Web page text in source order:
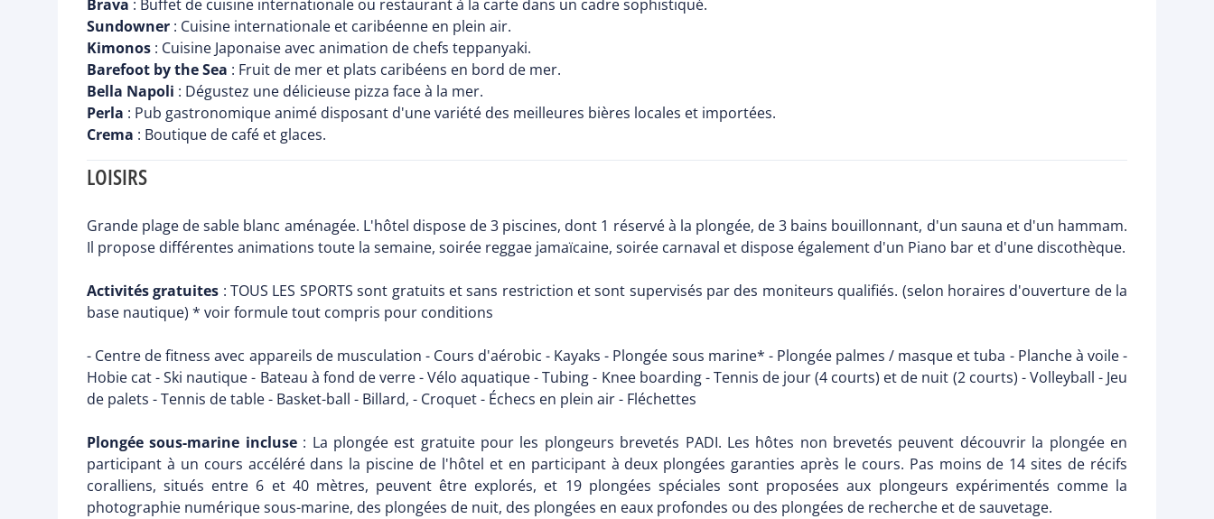
Brava : Buffet de cuisine internationale ou restaurant à la carte dans un cadre sophistiqué.
Sundowner : Cuisine internationale et caribéenne en plein air.
Kimonos : Cuisine Japonaise avec animation de chefs teppanyaki.
Barefoot by the Sea : Fruit de mer et plats caribéens en bord de mer.
Bella Napoli : Dégustez une délicieuse pizza face à la mer.
Perla : Pub gastronomique animé disposant d'une variété des meilleures bières locales et importées.
Crema : Boutique de café et glaces.
LOISIRS
Grande plage de sable blanc aménagée. L'hôtel dispose de 3 piscines, dont 1 réservé à la plongée, de 3 bains bouillonnant, d'un sauna et d'un hammam.
Il propose différentes animations toute la semaine, soirée reggae jamaïcaine, soirée carnaval et dispose également d'un Piano bar et d'une discothèque.
Activités gratuites : TOUS LES SPORTS sont gratuits et sans restriction et sont supervisés par des moniteurs qualifiés. (selon horaires d'ouverture de la
base nautique) * voir formule tout compris pour conditions
- Centre de fitness avec appareils de musculation - Cours d'aérobic - Kayaks - Plongée sous marine* - Plongée palmes / masque et tuba - Planche à voile -
Hobie cat - Ski nautique - Bateau à fond de verre - Vélo aquatique - Tubing - Knee boarding - Tennis de jour (4 courts) et de nuit (2 courts) - Volleyball - Jeu
de palets - Tennis de table - Basket-ball - Billard, - Croquet - Échecs en plein air - Fléchettes
Plongée sous-marine incluse: La plongée est gratuite pour les plongeurs brevetés PADI. Les hôtes non brevetés peuvent découvrir la plongée en
participant à un cours accéléré dans la piscine de l'hôtel et en participant à deux plongées garanties après le cours. Pas moins de 14 sites de récifs
coralliens, situés entre 6 et 40 mètres, peuvent être explorés, et 19 plongées spéciales sont proposées aux plongeurs expérimentés comme la
photographie numérique sous-marine, des plongées de nuit, des plongées en eaux profondes ou des plongées de recherche et de sauvetage.